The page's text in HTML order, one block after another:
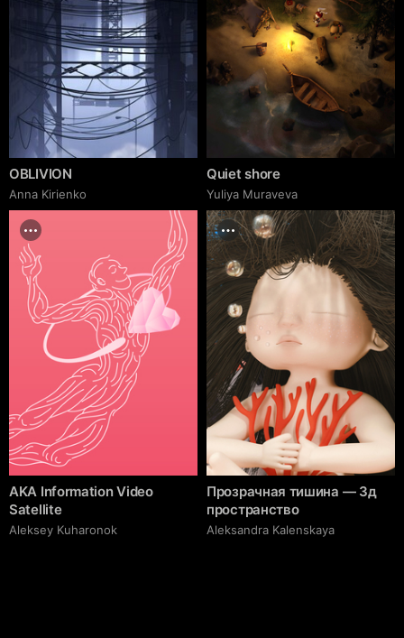
OBLIVION
Anna Kirienko
Quiet shore
Yuliya Muraveva
AKA Information Video
Satellite
Aleksey Kuharonok
Прозрачная тишина — 3д
пространство
Aleksandra Kalenskaya